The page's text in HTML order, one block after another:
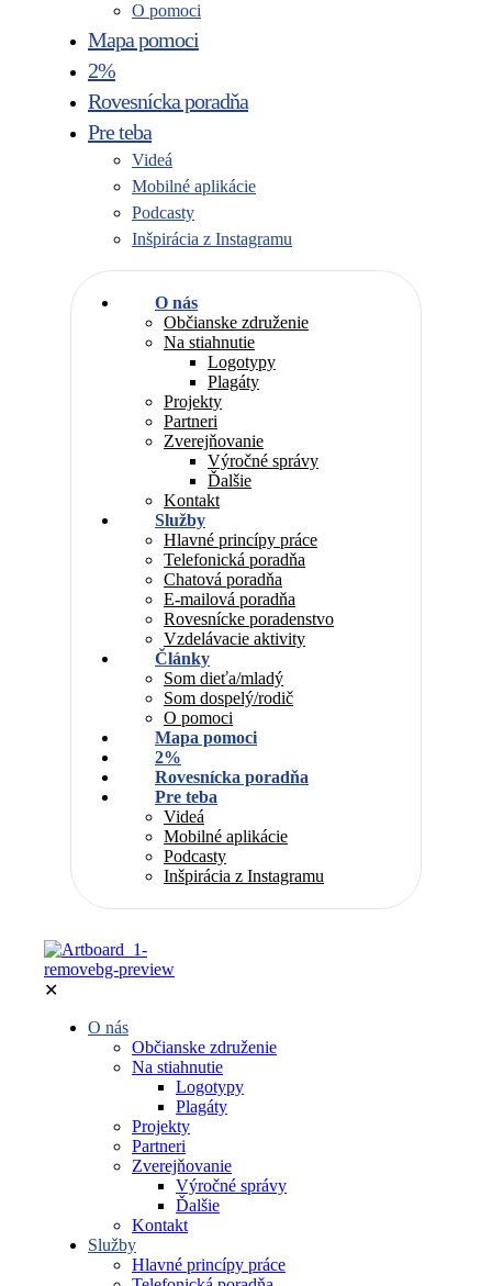
O pomoci
Mapa pomoci
2%
Rovesnícka poradňa
Pre teba
Videá
Mobilné aplikácie
Podcasty
Inšpirácia z Instagramu
O nás
Občianske združenie
Na stiahnutie
Logotypy
Plagáty
Projekty
Partneri
Zverejňovanie
Výročné správy
Ďalšie
Kontakt
Služby
Hlavné princípy práce
Telefonická poradňa
Chatová poradňa
E-mailová poradňa
Rovesnícke poradenstvo
Vzdelávacie aktivity
Články
Som dieťa/mladý
Som dospelý/rodič
O pomoci
Mapa pomoci
2%
Rovesnícka poradňa
Pre teba
Videá
Mobilné aplikácie
Podcasty
Inšpirácia z Instagramu
✕
O nás
Občianske združenie
Na stiahnutie
Logotypy
Plagáty
Projekty
Partneri
Zverejňovanie
Výročné správy
Ďalšie
Kontakt
Služby
Hlavné princípy práce